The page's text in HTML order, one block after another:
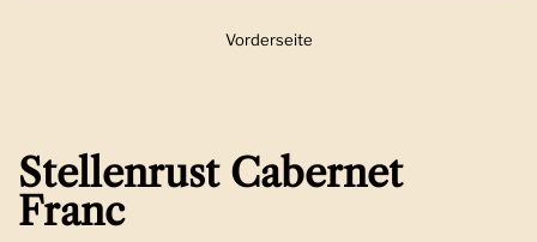
Zeige Folie 1
Vorderseite
Stellenrust Cabernet
Franc